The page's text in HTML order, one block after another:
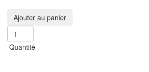
Quantité